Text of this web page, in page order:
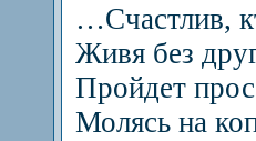
…Счастлив,
Живя без
Пройдет
Молясь на